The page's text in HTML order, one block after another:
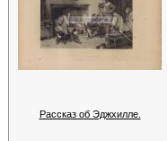
Рассказ об Эджхилле.